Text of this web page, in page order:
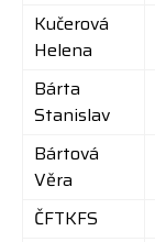
Kučerová
Helena
Bárta
Stanislav
Bártová
Věra
ČFTKFS